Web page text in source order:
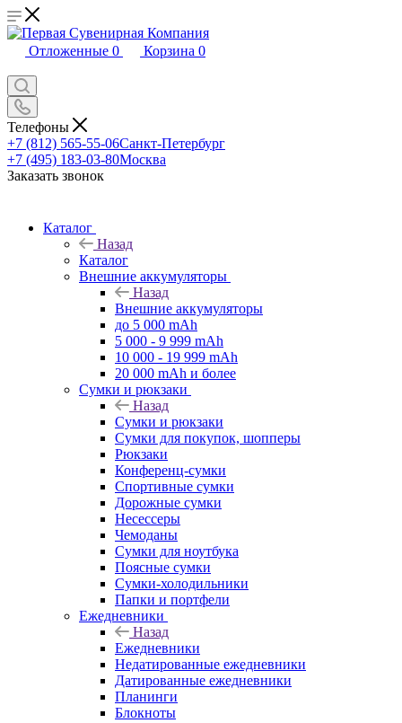
Отложенные 0 Корзина 0
Телефоны
+7 (812) 565-55-06Санкт-Петербург
+7 (495) 183-03-80Москва
Заказать звонок
Каталог
Назад
Каталог
Внешние аккумуляторы
Назад
Внешние аккумуляторы
до 5 000 mAh
5 000 - 9 999 mAh
10 000 - 19 999 mAh
20 000 mAh и более
Сумки и рюкзаки
Назад
Сумки и рюкзаки
Сумки для покупок, шопперы
Рюкзаки
Конференц-сумки
Спортивные сумки
Дорожные сумки
Несессеры
Чемоданы
Сумки для ноутбука
Поясные сумки
Сумки-холодильники
Папки и портфели
Ежедневники
Назад
Ежедневники
Недатированные ежедневники
Датированные ежедневники
Планинги
Блокноты